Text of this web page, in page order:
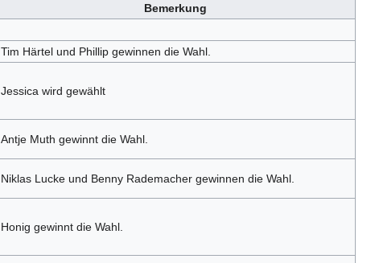
Bemerkung
Tim Härtel und Phillip gewinnen die Wahl.
Jessica wird gewählt
Antje Muth gewinnt die Wahl.
Niklas Lucke und Benny Rademacher gewinnen die Wahl.
Honig gewinnt die Wahl.